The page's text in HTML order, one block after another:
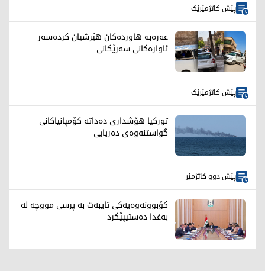
پێش کاتژمێرێک
عه‌ره‌به‌ هاورده‌كان هێرشیان كرده‌سه‌ر
ئاواره‌كانی سه‌رێكانی
پێش کاتژمێرێک
تورکیا هۆشداری دەداتە کۆمپانیاکانی
گواستنەوەی دەریایی
پێش دوو کاتژمێر
کۆبوونەوەیەکی تایبەت بە پرسی مووچە لە
بەغدا دەستیپێکرد